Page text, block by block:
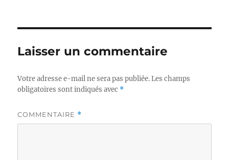
Laisser un commentaire
Votre adresse e-mail ne sera pas publiée. Les champs
obligatoires sont indiqués avec *
COMMENTAIRE *